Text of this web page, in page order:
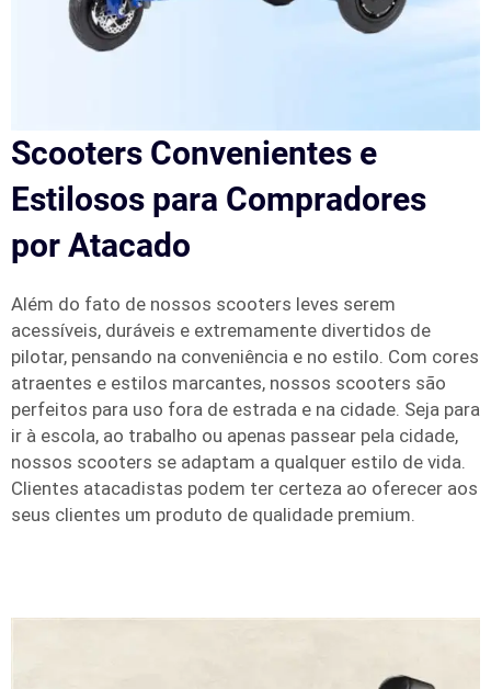
Scooters Convenientes e
Estilosos para Compradores
por Atacado
Além do fato de nossos scooters leves serem
acessíveis, duráveis e extremamente divertidos de
pilotar, pensando na conveniência e no estilo. Com cores
atraentes e estilos marcantes, nossos scooters são
perfeitos para uso fora de estrada e na cidade. Seja para
ir à escola, ao trabalho ou apenas passear pela cidade,
nossos scooters se adaptam a qualquer estilo de vida.
Clientes atacadistas podem ter certeza ao oferecer aos
seus clientes um produto de qualidade premium.